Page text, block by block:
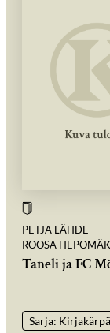
PETJA LÄHDE
ROOSA
Taneli ja FC
Sarja: